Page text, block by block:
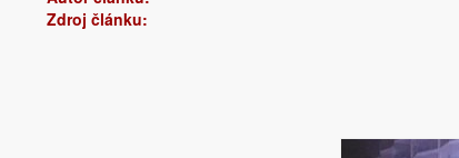
Zdroj článku: